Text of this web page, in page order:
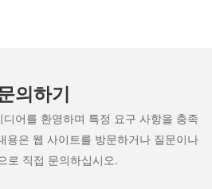
의하기
어를 환영하며 특정 요구 사항을 충족
용은 웹 사이트를 방문하거나 질문이나
로 직접 문의하십시오.